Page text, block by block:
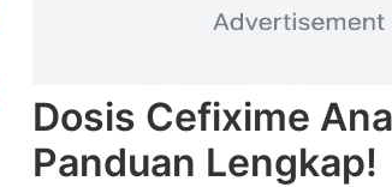
Dosis Cefixime
Panduan Lengkap!